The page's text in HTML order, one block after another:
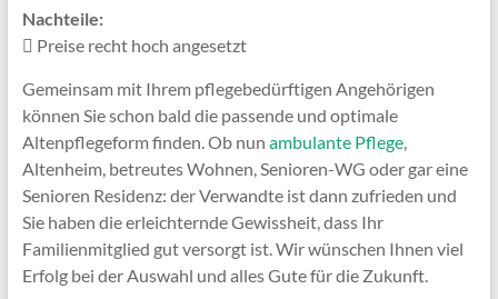
Nachteile:
Preise recht hoch angesetzt
Gemeinsam mit Ihrem pflegebedürftigen Angehörigen
können Sie schon bald die passende und optimale
Altenpflegeform finden. Ob nun ambulante Pflege,
Altenheim, betreutes Wohnen, Senioren-WG oder gar eine
Senioren Residenz: der Verwandte ist dann zufrieden und
Sie haben die erleichternde Gewissheit, dass Ihr
Familienmitglied gut versorgt ist. Wir wünschen Ihnen viel
Erfolg bei der Auswahl und alles Gute für die Zukunft.